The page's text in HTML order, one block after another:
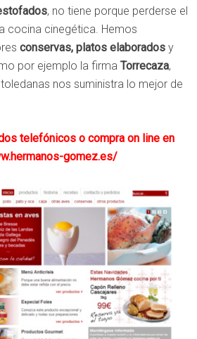
, no tiene porque perderse el
cocina cinegética. Hemos
conservas, platos elaborados y
por ejemplo la firma Torrecaza,
nos suministra lo mejor de
telefónicos o compra on line en
gomez.es/